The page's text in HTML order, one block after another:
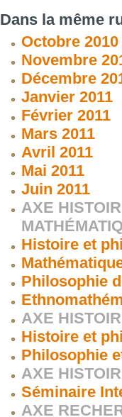
Dans la même
Octobre 2010
Novembre
Décembre
Janvier 2011
Février 2011
Mars 2011
Avril 2011
Mai 2011
Juin 2011
AXE
Histoire et
Philosophie
AXE
Histoire et
Philosophie
AXE
Séminaire
AXE